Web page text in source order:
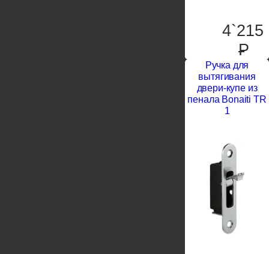
4`215
P
Ручка для
вытягивания
двери-купе из
пенала Bonaiti TR
1